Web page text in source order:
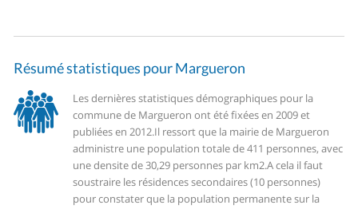
Résumé statistiques pour Margueron
Les dernières statistiques démographiques pour la
commune de Margueron ont été fixées en 2009 et
publiées en 2012.Il ressort que la mairie de Margueron
administre une population totale de 411 personnes, avec
une densite de 30,29 personnes par km2.A cela il faut
soustraire les résidences secondaires (10 personnes)
pour constater que la population permanente sur la